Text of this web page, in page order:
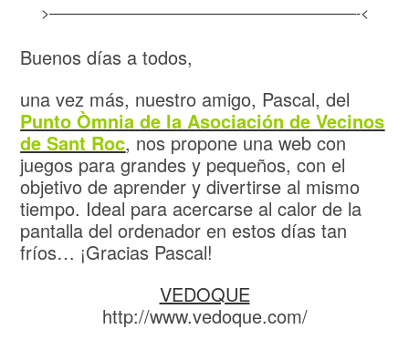
>—————————————————————-<
Buenos días a todos,
una vez más, nuestro amigo, Pascal, del
Punto Òmnia de la Asociación de Vecinos
de Sant Roc, nos propone una web con
juegos para grandes y pequeños, con el
objetivo de aprender y divertirse al mismo
tiempo. Ideal para acercarse al calor de la
pantalla del ordenador en estos días tan
fríos… ¡Gracias Pascal!
VEDOQUE
http://www.vedoque.com/